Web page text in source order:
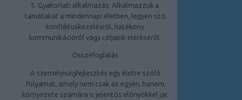
5. Gyakorlati alkalmazás: Alkalmazzuk a
tanultakat a mindennapi életben, legyen szó
konfliktuskezelésről, hatékony
kommunikációról vagy céljaink eléréséről.
Összefoglalás
A személyiségfejlesztés egy életre szóló
folyamat, amely nem csak az egyén, hanem
környezete számára is jelentős előnyökkel jár.